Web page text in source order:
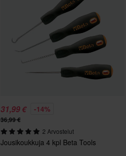
31,99 € -14%
36,99 €
2 Arvostelut
Jousikoukkuja 4 kpl Beta Tools